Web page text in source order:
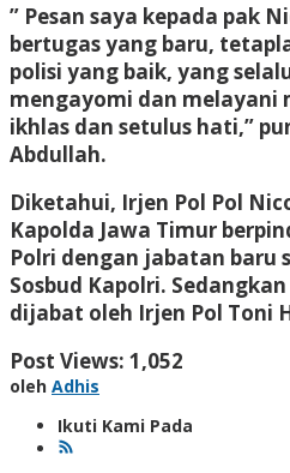
” Pesan saya kepada pak
bertugas yang baru,
polisi yang baik, yang
mengayomi dan melayani
ikhlas dan setulus hati,”
Abdullah.
Diketahui, Irjen Pol Pol
Kapolda Jawa Timur
Polri dengan jabatan baru
Sosbud Kapolri.
dijabat oleh Irjen Pol Toni
Post Views: 1,052
oleh Adhis
Ikuti Kami Pada